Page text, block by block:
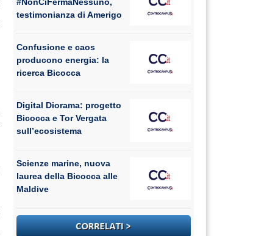
testimonianza di Amerigo
Confusione e caos
producono energia: la
ricerca Bicocca
Digital Diorama: progetto
Bicocca e Tor Vergata
sull’ecosistema
Scienze marine, nuova
laurea della Bicocca alle
Maldive